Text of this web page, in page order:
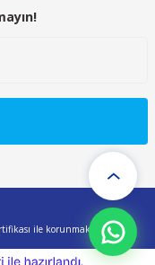
ile korunmaktadır.
e-